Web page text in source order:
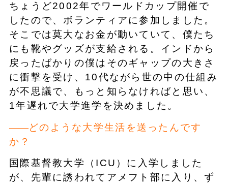
ちょうど2002年でワールドカップ開催で
したので、ボランティアに参加しました。
そこでは莫大なお金が動いていて、僕たち
にも靴やグッズが支給される。インドから
戻ったばかりの僕はそのギャップの大きさ
に衝撃を受け、10代ながら世の中の仕組み
が不思議で、もっと知らなければと思い、
1年遅れで大学進学を決めました。
どのような大学生活を送ったんです
か？
国際基督教大学（ICU）に入学しました
が、先輩に誘われてアメフト部に入り、ず